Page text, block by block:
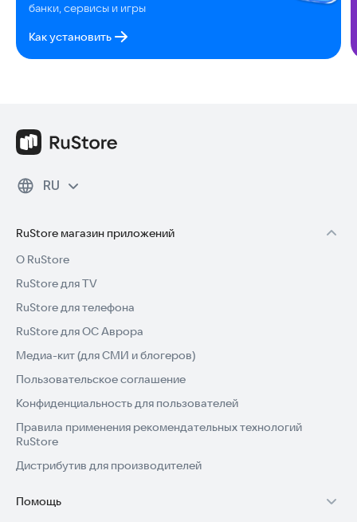
банки, сервисы и игры
Как установить
RU
RuStore магазин приложений
О RuStore
RuStore для TV
RuStore для телефона
RuStore для ОС Аврора
Медиа-кит (для СМИ и блогеров)
Пользовательское соглашение
Конфиденциальность для пользователей
Правила применения рекомендательных технологий
RuStore
Дистрибутив для производителей
Помощь